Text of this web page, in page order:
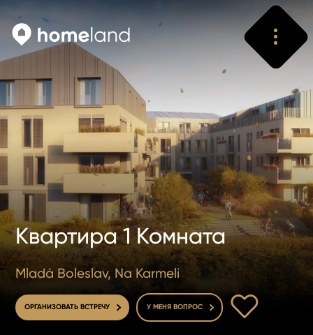
Квартира 1 Комната
Mladá Boleslav, Na Karmeli
ОРГАНИЗОВАТЬ ВСТРЕЧУ У МЕНЯ ВОПРОС
Искать
Vyhledat